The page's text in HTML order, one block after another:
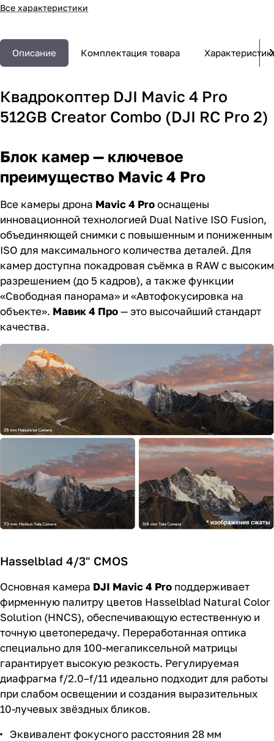
Все характеристики
Описание Комплектация товара
Квадрокоптер DJI Mavic 4 Pro
512GB Creator Combo (DJI RC Pro 2)
Блок камер — ключевое
преимущество Mavic 4 Pro
Все камеры дрона Mavic 4 Proоснащены
инновационной технологией Dual Native ISO Fusion,
объединяющей снимки с повышенным и пониженным
ISO для максимального количества деталей. Для
камер доступна покадровая съёмка в RAW с высоким
разрешением (до 5 кадров), а также функции
«Свободная панорама» и «Автофокусировка на
объекте». Мавик 4 Про— это высочайший стандарт
качества.
Hasselblad 4/3" CMOS
Основная камера DJI Mavic 4 Pro поддерживает
фирменную палитру цветов Hasselblad Natural Color
Solution (HNCS), обеспечивающую естественную и
точную цветопередачу. Переработанная оптика
специально для 100-мегапиксельной матрицы
гарантирует высокую резкость. Регулируемая
диафрагма f/2.0–f/11 идеально подходит для работы
при слабом освещении и создания выразительных
10-лучевых звёздных бликов.
Эквивалент фокусного расстояния 28 мм